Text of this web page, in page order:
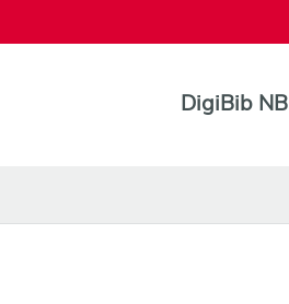
DigiBib NB